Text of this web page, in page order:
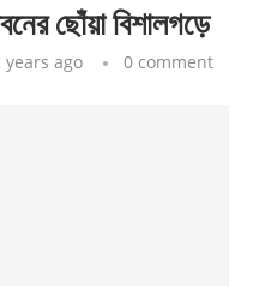
ছোঁয়া বিশালগড়ে
years ago 0 comment